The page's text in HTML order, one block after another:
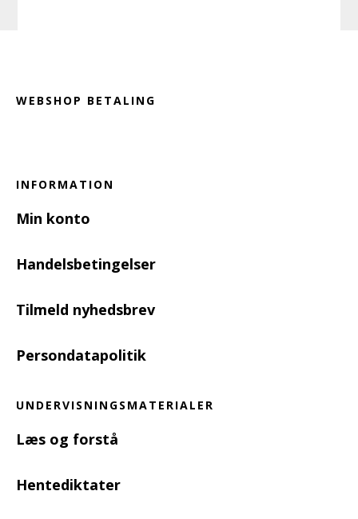
WEBSHOP BETALING
INFORMATION
Min konto
Handelsbetingelser
Tilmeld nyhedsbrev
Persondatapolitik
UNDERVISNINGSMATERIALER
Læs og forstå
Hentediktater